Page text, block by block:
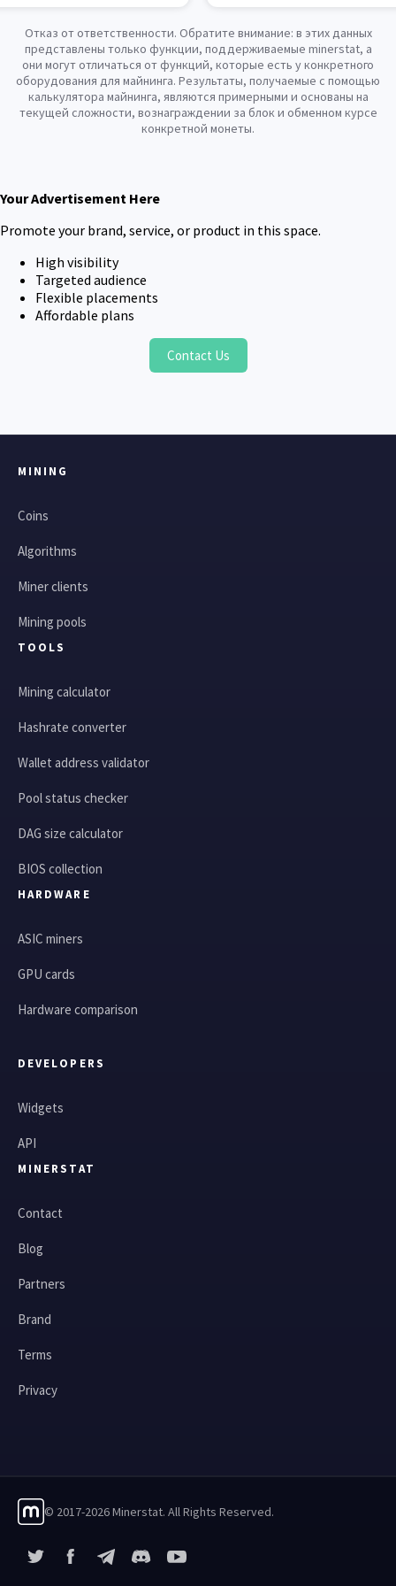
Отказ от ответственности. Обратите внимание: в этих данных
представлены только функции, поддерживаемые minerstat, а
они могут отличаться от функций, которые есть у конкретного
оборудования для майнинга. Результаты, получаемые с помощью
калькулятора майнинга, являются примерными и основаны на
текущей сложности, вознаграждении за блок и обменном курсе
конкретной монеты.
Your Advertisement Here
Promote your brand, service, or product in this space.
High visibility
Targeted audience
Flexible placements
Affordable plans
Contact Us
MINING
Coins
Algorithms
Miner clients
Mining pools
TOOLS
Mining calculator
Hashrate converter
Wallet address validator
Pool status checker
DAG size calculator
BIOS collection
HARDWARE
ASIC miners
GPU cards
Hardware comparison
DEVELOPERS
Widgets
API
MINERSTAT
Contact
Blog
Partners
Brand
Terms
Privacy
© 2017-2026 Minerstat. All Rights Reserved.
FacebookTelegramYouTube